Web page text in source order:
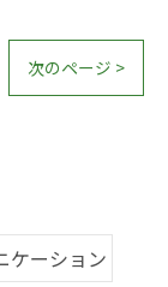
次のページ >
ケーション